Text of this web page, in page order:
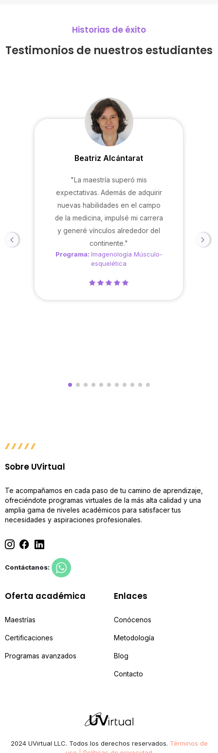
Historias de éxito
Testimonios de nuestros estudiantes
Beatriz Alcántarat
"La maestría superó mis
expectativas. Además de adquirir
nuevas habilidades en el campo
de la medicina, impulsé mi carrera
y generé vínculos alrededor del
continente."
Programa: Imagenología Músculo-
esquelética
Sobre UVirtual
Te acompañamos en cada paso de tu camino de aprendizaje,
ofreciéndote programas virtuales de la más alta calidad y una
amplia gama de niveles académicos para satisfacer tus
necesidades y aspiraciones profesionales.
Contáctanos:
Oferta académica
Maestrías
Certificaciones
Programas avanzados
Enlaces
Conócenos
Metodología
Blog
Contacto
2024 UVirtual LLC. Todos los derechos reservados. Términos de